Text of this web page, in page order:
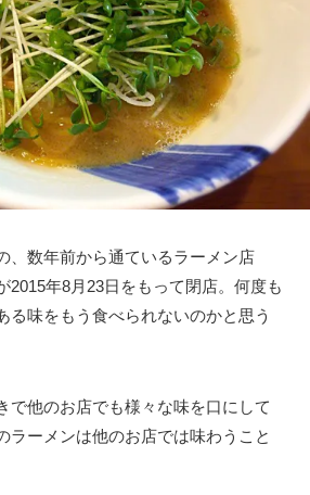
、数年前から通ているラーメン店
2015年8月23日をもって閉店。何度も
る味をもう食べられないのかと思う
で他のお店でも様々な味を口にして
ラーメンは他のお店では味わうこと